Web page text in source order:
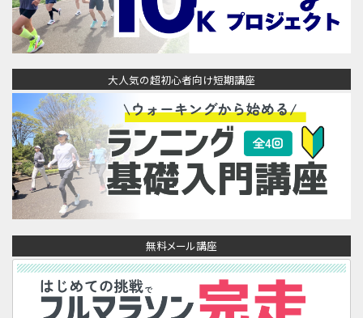
大人気の超初心者向け短期講座
無料メール講座